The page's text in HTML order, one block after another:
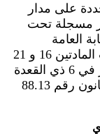
على مدار
مسجلة تحت
العامة
طبقا لمقتضيات المادتين 16 و 21
من الظهير الشريف رقم 122.16.1 الصادر في 6 ذي القعدة
1437 الموافق ل 10 غشت 2016 بتنفيذ القانون رقم 88.13